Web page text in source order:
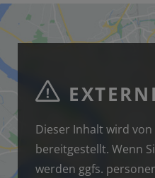
Dieser Inhalt wird von
bereitgestellt. Wenn
werden ggfs.